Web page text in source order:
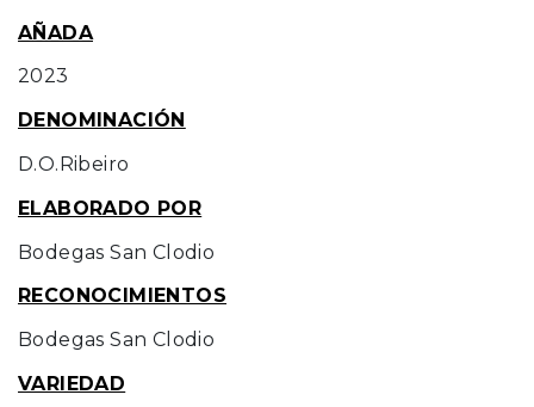
AÑADA
2023
DENOMINACIÓN
D.O.Ribeiro
ELABORADO POR
Bodegas San Clodio
RECONOCIMIENTOS
Bodegas San Clodio
VARIEDAD